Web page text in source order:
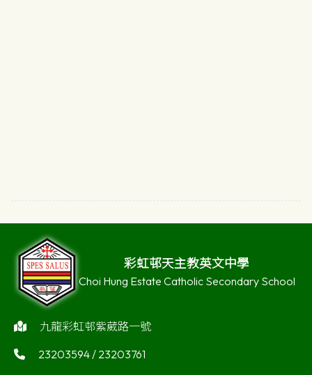
彩虹邨天主教英文中學
Choi Hung Estate Catholic Secondary School
九龍彩虹邨紫葳路一號
23203594 / 23203761